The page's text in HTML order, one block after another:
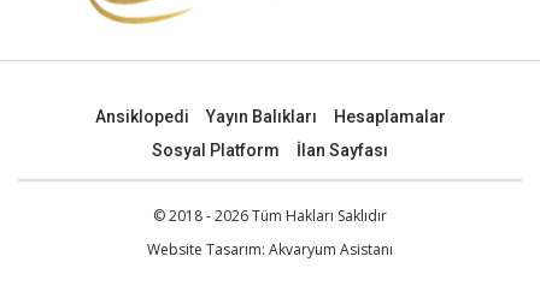
Ansiklopedi Yayın Balıkları
Hesaplamalar
Sosyal Platform
İlan Sayfası
© 2018 - 2026 Tüm Hakları Saklıdır
Website Tasarım: Akvaryum Asistanı